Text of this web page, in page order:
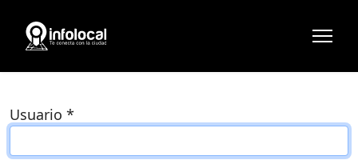
Usuario *